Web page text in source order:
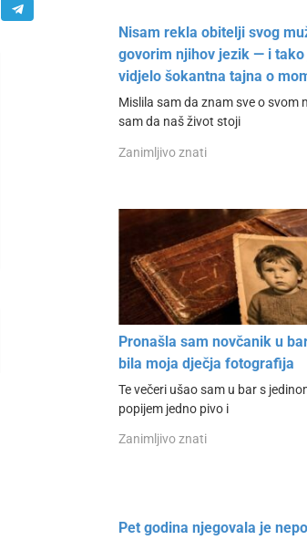
Nisam rekla obitelji svog
govorim njihov jezik — i tako
vidjelo šokantna tajna o
Mislila sam da znam sve o svom
sam da naš život stoji
Zanimljivo znati
Pronašla sam novčanik u
bila moja dječja fotografija
Te večeri ušao sam u bar s
popijem jedno pivo i
Zanimljivo znati
Pet godina njegovala je